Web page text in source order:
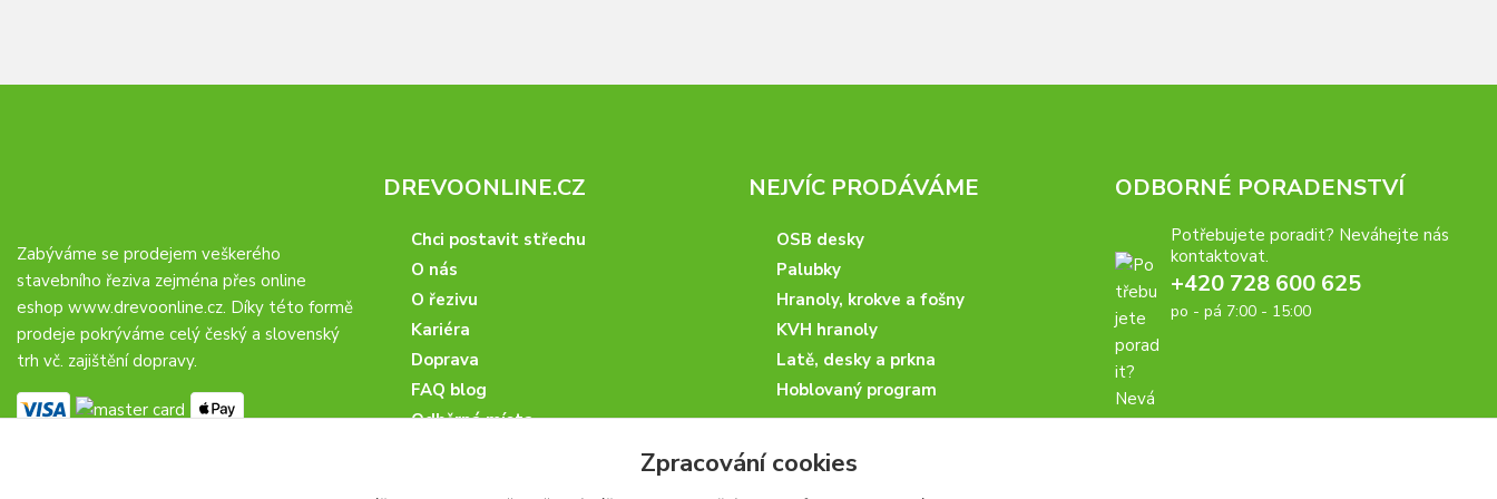
Zabýváme se prodejem veškerého
stavebního řeziva zejména přes online
eshop www.drevoonline.cz. Díky této formě
prodeje pokrýváme celý český a slovenský
trh vč. zajištění dopravy.
DREVOONLINE.CZ
Chci postavit střechu
O nás
O řezivu
Kariéra
Doprava
FAQ blog
Odběrná místa
NEJVÍC PRODÁVÁME
OSB desky
Palubky
Hranoly, krokve a fošny
KVH hranoly
Latě, desky a prkna
Hoblovaný program
ODBORNÉ PORADENSTVÍ
Potřebujete poradit? Neváhejte nás
kontaktovat.
+420 728 600 625
po - pá 7:00 - 15:00
Zpracování cookies